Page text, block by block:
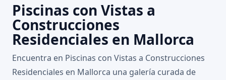
Piscinas con Vistas a
Construcciones
Residenciales en Mallorca
Encuentra en Piscinas con Vistas a Construcciones
Residenciales en Mallorca una galería curada de